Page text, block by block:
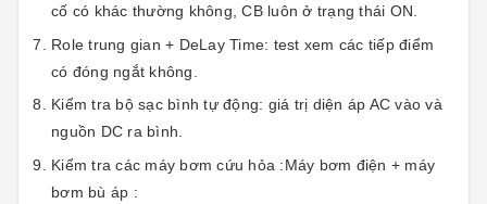
cố có khác thường không, CB luôn ở trạng thái ON.
Role trung gian + DeLay Time: test xem các tiếp điểm
có đóng ngắt không.
Kiểm tra bộ sạc bình tự động: giá trị diện áp AC vào và
nguồn DC ra bình.
Kiểm tra các máy bơm cứu hỏa :Máy bơm điện + máy
bơm bù áp :